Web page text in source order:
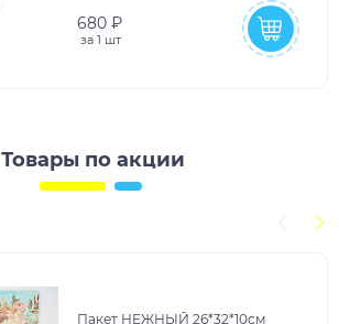
680 ₽
за 1 шт
Товары по акции
Пакет НЕЖНЫЙ 26*32*10см